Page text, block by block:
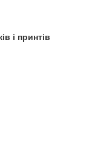
і принтів